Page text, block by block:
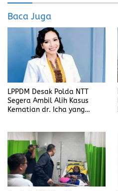
o
o
k
d
o
n
Baca Juga
LPPDM Desak Polda NTT
Segera Ambil Alih Kasus
Kematian dr. Icha yang